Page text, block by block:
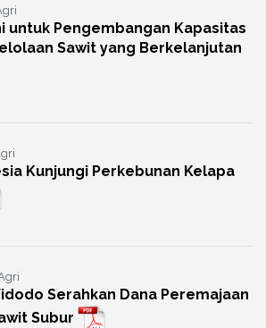
untuk Pengembangan Kapasitas
Sawit yang Berkelanjutan
Kunjungi Perkebunan Kelapa
Serahkan Dana Peremajaan
Subur